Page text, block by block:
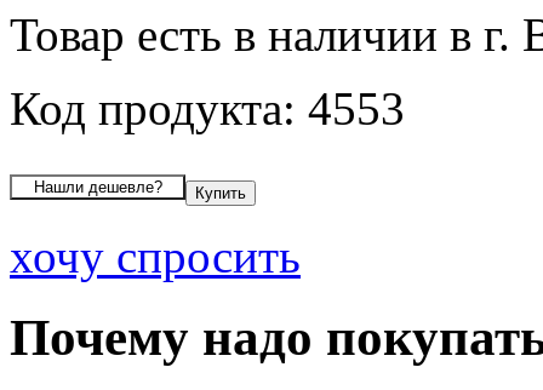
Товар есть в наличии в г.
Код продукта: 4553
хочу спросить
Почему надо